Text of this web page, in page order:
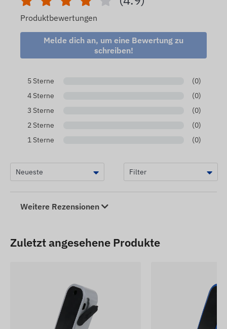
Produktbewertungen
Melde dich an, um eine Bewertung zu
schreiben!
5 Sterne
(0)
4 Sterne
(0)
3 Sterne
(0)
2 Sterne
(0)
1 Sterne
(0)
Weitere Rezensionen
Zuletzt angesehene Produkte